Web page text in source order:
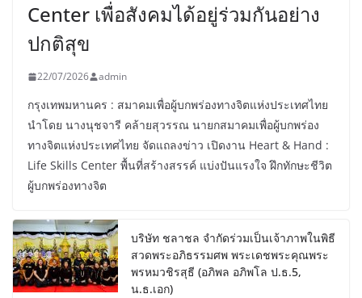
Center เพื่อสังคมได้อยู่ร่วมกันอย่าง
ปกติสุข
22/07/2026 admin
กรุงเทพมหานคร : สมาคมเพื่อผู้บกพร่องทางจิตแห่งประเทศไทย
นำโดย นางนุชจารี คล้ายสุวรรณ นายกสมาคมเพื่อผู้บกพร่อง
ทางจิตแห่งประเทศไทย จัดแถลงข่าว เปิดงาน Heart & Hand :
Life Skills Center พื้นที่สร้างสรรค์ แบ่งปันแรงใจ ฝึกทักษะชีวิต
ผู้บกพร่องทางจิต
บริษัท ชลาชล จำกัดร่วมเป็นเจ้าภาพในพิธี
สวดพระอภิธรรมศพ พระเดชพระคุณพระ
พรหมวชิรสุธี (อภิพล อภิพโล ป.ธ.5,
น.ธ.เอก)